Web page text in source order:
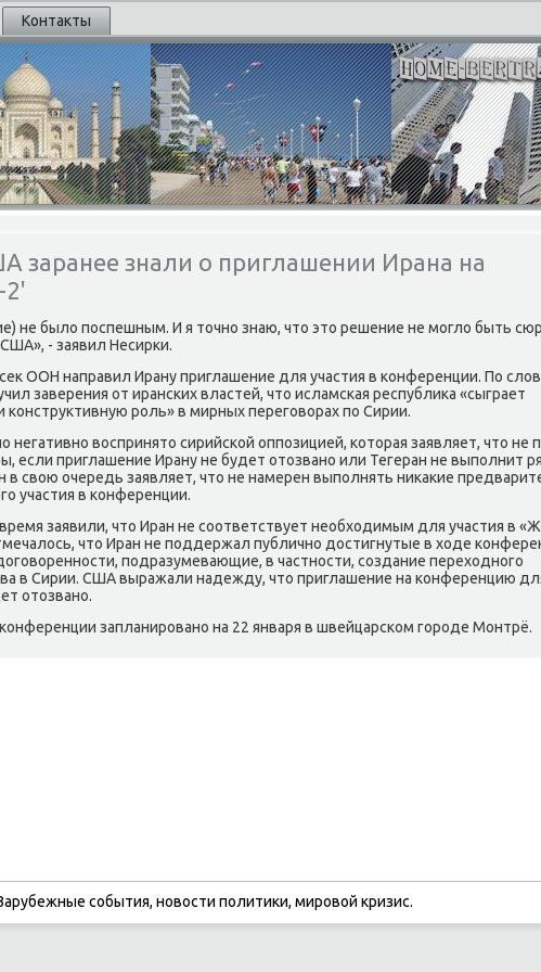
Контакты
заранее знали о приглашении Ирана на
2'
не было поспешным. И я точно знаю, что это решение не могло быть
- заявил Несирки.
ООН направил Ирану приглашение для участия в конференции. По
заверения от иранских властей, что исламская республика «сыграет
конструктивную роль» в мирных переговорах по Сирии.
негативно воспринято сирийской оппозицией, которая заявляет, что не
если приглашение Ирану не будет отозвано или Тегеран не выполнит
в свою очередь заявляет, что не намерен выполнять никакие
участия в конференции.
заявили, что Иран не соответствует необходимым для участия в
что Иран не поддержал публично достигнутые в ходе
подразумевающие, в частности, создание переходного
в Сирии. США выражали надежду, что приглашение на конференцию
отозвано.
запланировано на 22 января в швейцарском городе Монтрё.
события, новости политики, мировой кризис.